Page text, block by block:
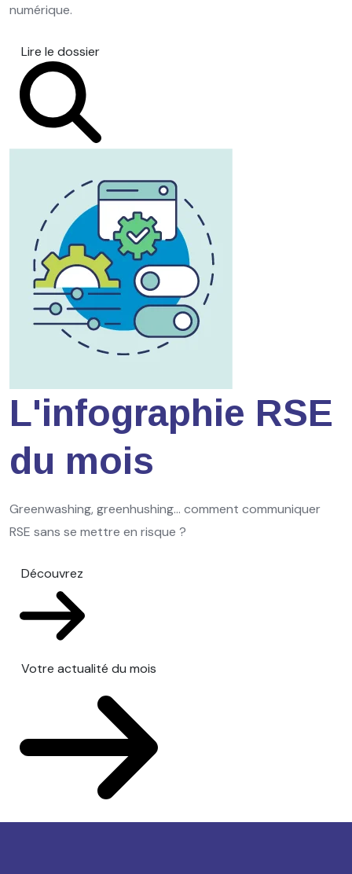
numérique.
Lire le dossier
L'infographie RSE
du mois
Greenwashing, greenhushing… comment communiquer
RSE sans se mettre en risque ?
Découvrez
Votre actualité du mois